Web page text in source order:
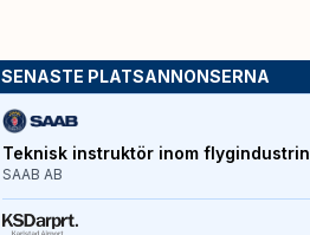
SENASTE PLATSANNONSERNA
Teknisk instruktör inom flygindustrin
SAAB AB